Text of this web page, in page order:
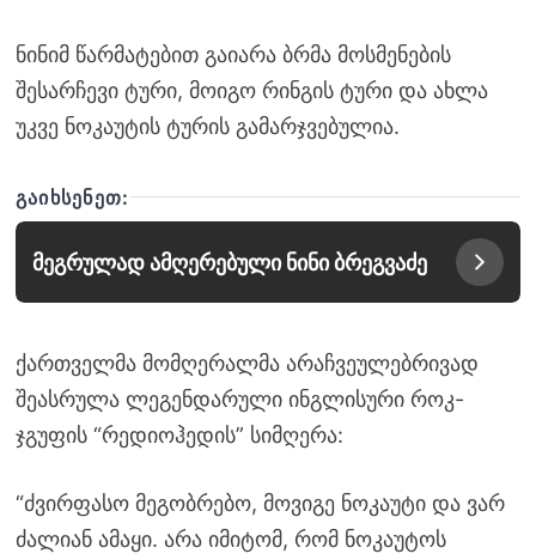
ნინიმ წარმატებით გაიარა ბრმა მოსმენების
შესარჩევი ტური, მოიგო რინგის ტური და ახლა
უკვე ნოკაუტის ტურის გამარჯვებულია.
ᲒᲐᲘᲮᲡᲔᲜᲔᲗ:
მეგრულად ამღერებული ნინი ბრეგვაძე
ქართველმა მომღერალმა არაჩვეულებრივად
შეასრულა ლეგენდარული ინგლისური როკ-
ჯგუფის “რედიოჰედის” სიმღერა:
“ძვირფასო მეგობრებო, მოვიგე ნოკაუტი და ვარ
ძალიან ამაყი. არა იმიტომ, რომ ნოკაუტოს